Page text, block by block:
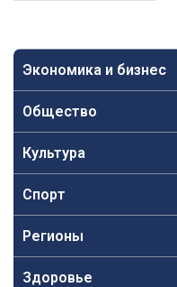
Экономика и бизнес
Общество
Культура
Спорт
Регионы
Здоровье